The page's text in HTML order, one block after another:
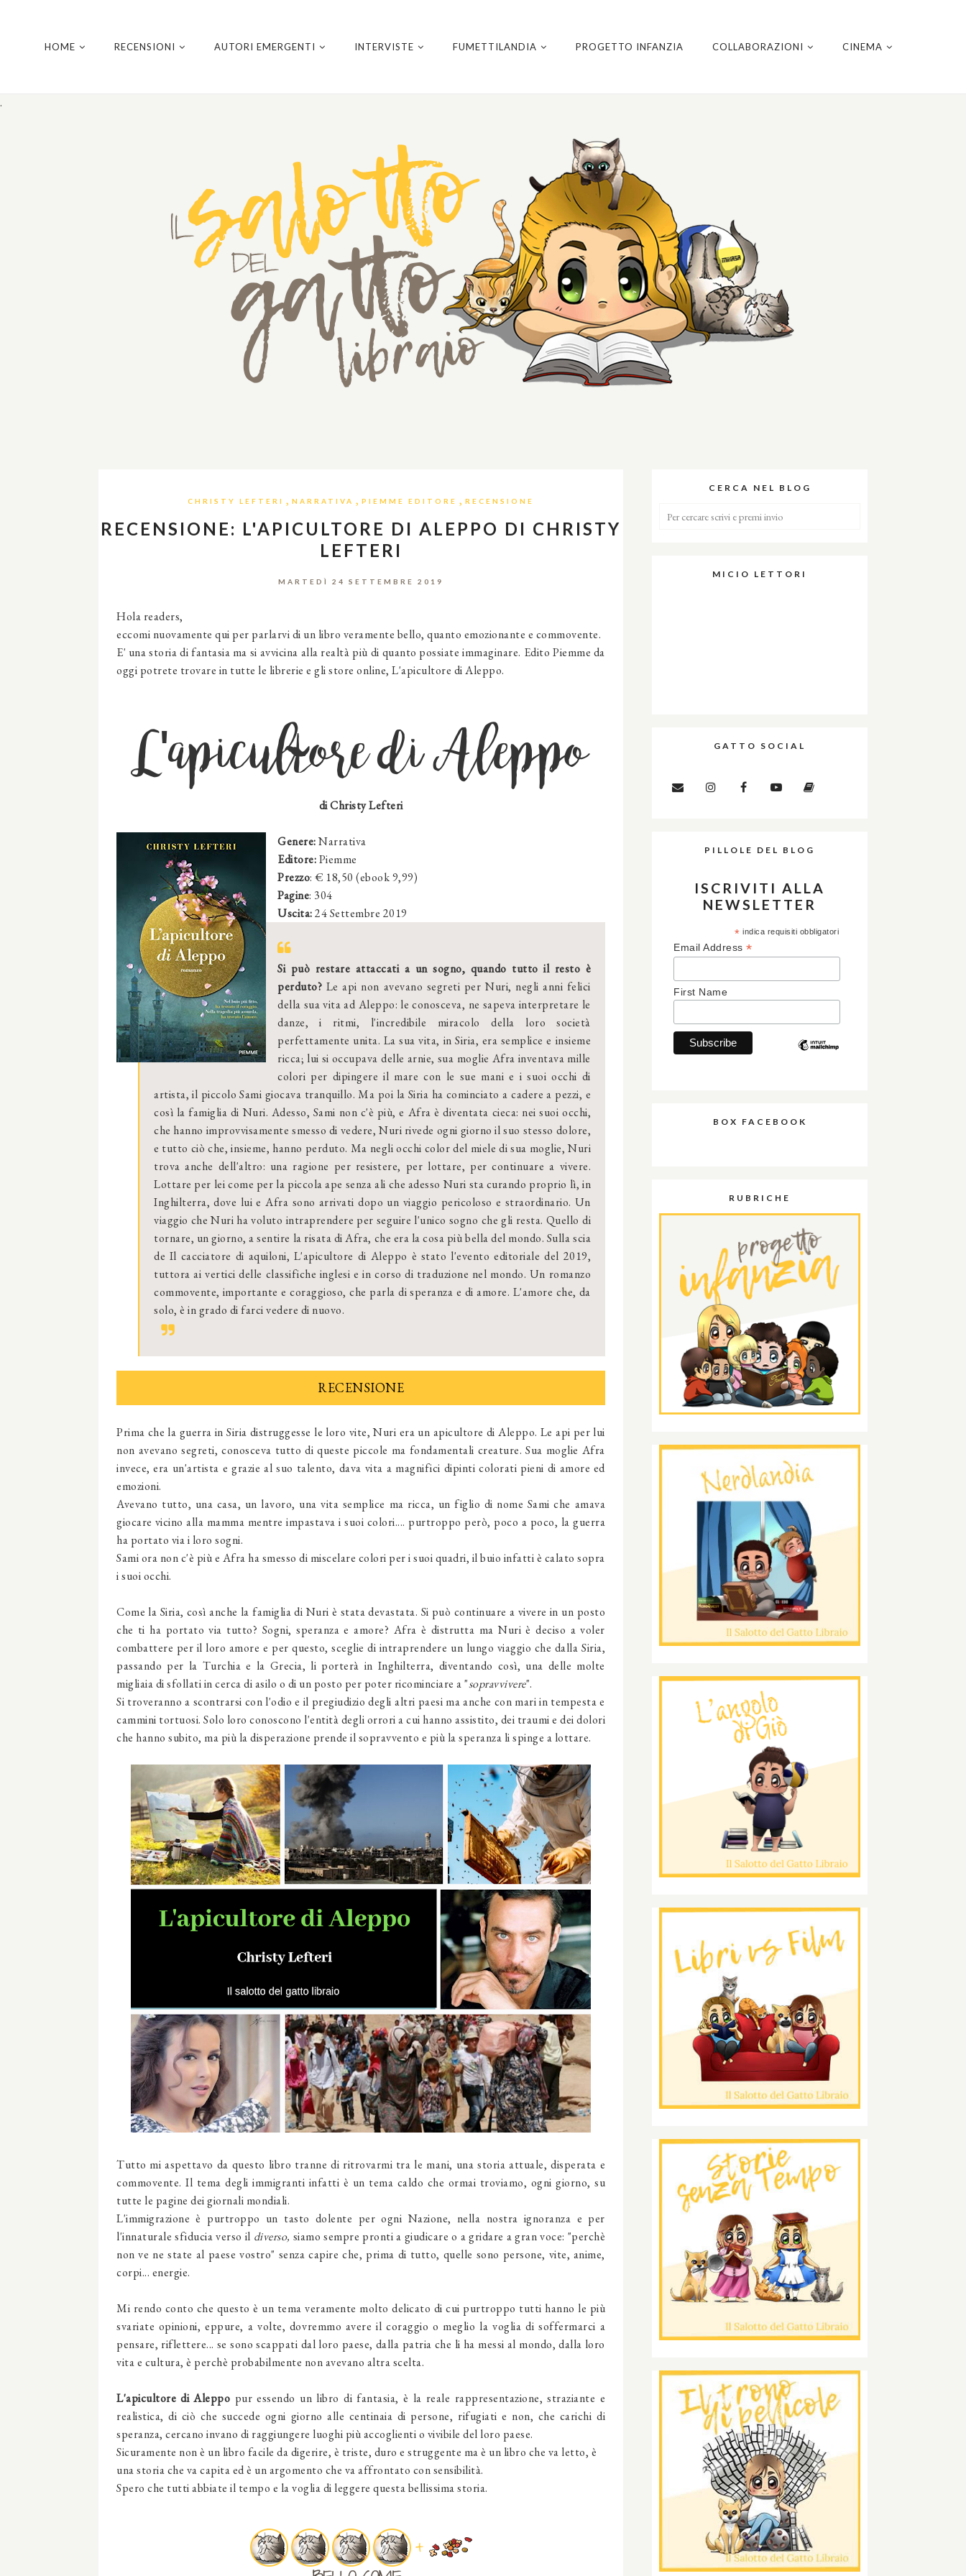
.
HOME RECENSIONI AUTORI EMERGENTI INTERVISTE FUMETTILANDIA PROGETTO INFANZIA COLLABORAZIONI CINEMA
CHRISTY LEFTERI , NARRATIVA , PIEMME EDITORE , RECENSIONE
RECENSIONE: L'APICULTORE DI ALEPPO DI CHRISTY
LEFTERI
MARTEDÌ 24 SETTEMBRE 2019
Hola readers,
eccomi nuovamente qui per parlarvi di un libro veramente bello, quanto emozionante e commovente.
E' una storia di fantasia ma si avvicina alla realtà più di quanto possiate immaginare. Edito Piemme da
oggi potrete trovare in tutte le librerie e gli store online, L'apicultore di Aleppo.
L'apicultore di Aleppo
di Christy Lefteri
Genere:Narrativa
Editore:Piemme
Prezzo: € 18,50 (ebook 9,99)
Pagine: 304
Uscita:24 Settembre 2019
Si può restare attaccati a un sogno, quando tutto il resto è
perduto? Le api non avevano segreti per Nuri, negli anni felici
della sua vita ad Aleppo: le conosceva, ne sapeva interpretare le
danze, i ritmi, l'incredibile miracolo della loro società
perfettamente unita. La sua vita, in Siria, era semplice e insieme
ricca; lui si occupava delle arnie, sua moglie Afra inventava mille
colori per dipingere il mare con le sue mani e i suoi occhi di
artista, il piccolo Sami giocava tranquillo. Ma poi la Siria ha cominciato a cadere a pezzi, e
così la famiglia di Nuri. Adesso, Sami non c'è più, e Afra è diventata cieca: nei suoi occhi,
che hanno improvvisamente smesso di vedere, Nuri rivede ogni giorno il suo stesso dolore,
e tutto ciò che, insieme, hanno perduto. Ma negli occhi color del miele di sua moglie, Nuri
trova anche dell'altro: una ragione per resistere, per lottare, per continuare a vivere.
Lottare per lei come per la piccola ape senza ali che adesso Nuri sta curando proprio lì, in
Inghilterra, dove lui e Afra sono arrivati dopo un viaggio pericoloso e straordinario. Un
viaggio che Nuri ha voluto intraprendere per seguire l'unico sogno che gli resta. Quello di
tornare, un giorno, a sentire la risata di Afra, che era la cosa più bella del mondo. Sulla scia
de Il cacciatore di aquiloni, L'apicultore di Aleppo è stato l'evento editoriale del 2019,
tuttora ai vertici delle classifiche inglesi e in corso di traduzione nel mondo. Un romanzo
commovente, importante e coraggioso, che parla di speranza e di amore. L'amore che, da
solo, è in grado di farci vedere di nuovo.
RECENSIONE
Prima che la guerra in Siria distruggesse le loro vite, Nuri era un apicultore di Aleppo. Le api per lui
non avevano segreti, conosceva tutto di queste piccole ma fondamentali creature. Sua moglie Afra
invece, era un'artista e grazie al suo talento, dava vita a magnifici dipinti colorati pieni di amore ed
emozioni.
Avevano tutto, una casa, un lavoro, una vita semplice ma ricca, un figlio di nome Sami che amava
giocare vicino alla mamma mentre impastava i suoi colori.... purtroppo però, poco a poco, la guerra
ha portato via i loro sogni.
Sami ora non c'è più e Afra ha smesso di miscelare colori per i suoi quadri, il buio infatti è calato sopra
i suoi occhi.
Come la Siria, così anche la famiglia di Nuri è stata devastata. Si può continuare a vivere in un posto
che ti ha portato via tutto? Sogni, speranza e amore? Afra è distrutta ma Nuri è deciso a voler
combattere per il loro amore e per questo, sceglie di intraprendere un lungo viaggio che dalla Siria,
passando per la Turchia e la Grecia, li porterà in Inghilterra, diventando così, una delle molte
migliaia di sfollati in cerca di asilo o di un posto per poter ricominciare a "sopravvivere".
Si troveranno a scontrarsi con l'odio e il pregiudizio degli altri paesi ma anche con mari in tempesta e
cammini tortuosi. Solo loro conoscono l'entità degli orrori a cui hanno assistito, dei traumi e dei dolori
che hanno subito, ma più la disperazione prende il sopravvento e più la speranza li spinge a lottare.
Tutto mi aspettavo da questo libro tranne di ritrovarmi tra le mani, una storia attuale, disperata e
commovente. Il tema degli immigranti infatti è un tema caldo che ormai troviamo, ogni giorno, su
tutte le pagine dei giornali mondiali.
L'immigrazione è purtroppo un tasto dolente per ogni Nazione, nella nostra ignoranza e per
l'innaturale sfiducia verso il diverso, siamo sempre pronti a giudicare o a gridare a gran voce: "perchè
non ve ne state al paese vostro" senza capire che, prima di tutto, quelle sono persone, vite, anime,
corpi... energie.
Mi rendo conto che questo è un tema veramente molto delicato di cui purtroppo tutti hanno le più
svariate opinioni, eppure, a volte, dovremmo avere il coraggio o meglio la voglia di soffermarci a
pensare, riflettere... se sono scappati dal loro paese, dalla patria che li ha messi al mondo, dalla loro
vita e cultura, è perchè probabilmente non avevano altra scelta.
L'apicultore di Aleppo pur essendo un libro di fantasia, è la reale rappresentazione, straziante e
realistica, di ciò che succede ogni giorno alle centinaia di persone, rifugiati e non, che carichi di
speranza, cercano invano di raggiungere luoghi più accoglienti o vivibile del loro paese.
Sicuramente non è un libro facile da digerire, è triste, duro e struggente ma è un libro che va letto, è
una storia che va capita ed è un argomento che va affrontato con sensibilità.
Spero che tutti abbiate il tempo e la voglia di leggere questa bellissima storia.
CERCA NEL BLOG
MICIO LETTORI
GATTO SOCIAL
PILLOLE DEL BLOG
ISCRIVITI ALLA
NEWSLETTER
* indica requisiti obbligatori
Email Address *
First Name
BOX FACEBOOK
RUBRICHE